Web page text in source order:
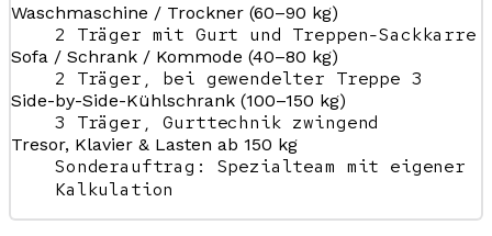
Waschmaschine / Trockner (60–90 kg)
2 Träger mit Gurt und Treppen-Sackkarre
Sofa / Schrank / Kommode (40–80 kg)
2 Träger, bei gewendelter Treppe 3
Side-by-Side-Kühlschrank (100–150 kg)
3 Träger, Gurttechnik zwingend
Tresor, Klavier & Lasten ab 150 kg
Sonderauftrag: Spezialteam mit eigener
Kalkulation